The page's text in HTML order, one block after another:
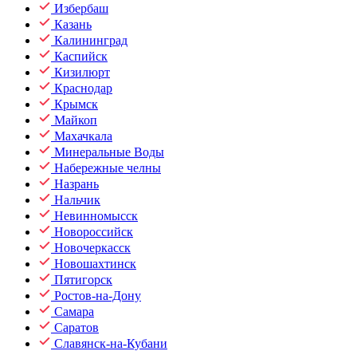
Избербаш
Казань
Калининград
Каспийск
Кизилюрт
Краснодар
Крымск
Майкоп
Махачкала
Минеральные Воды
Набережные челны
Назрань
Нальчик
Невинномысск
Новороссийск
Новочеркасск
Новошахтинск
Пятигорск
Ростов-на-Дону
Самара
Саратов
Славянск-на-Кубани